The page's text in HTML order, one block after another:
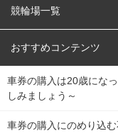
オートレース
競輪くじ
Dokanto!
チャリロトプラザ
レース予想
レース結果
キャリーオーバー一覧
競輪場一覧
北日本 函館競輪場
関
東
弥彦競輪場 前
おすすめコンテンツ
競輪選手情報
Perfecta Navi
車券の購入は20歳にな
しみましょう～
車券の購入にのめり込